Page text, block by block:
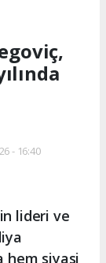
- 16:40
lideri ve
hem siyasi